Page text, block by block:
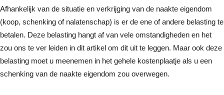
Afhankelijk van de situatie en verkrijging van de naakte eigendom
(koop, schenking of nalatenschap) is er de ene of andere belasting te
betalen. Deze belasting hangt af van vele omstandigheden en het
zou ons te ver leiden in dit artikel om dit uit te leggen. Maar ook deze
belasting moet u meenemen in het gehele kostenplaatje als u een
schenking van de naakte eigendom zou overwegen.